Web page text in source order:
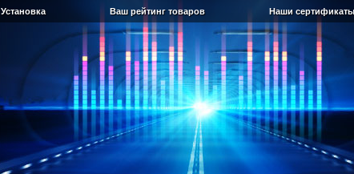
Установка Ваш рейтинг товаров Наши сертификаты